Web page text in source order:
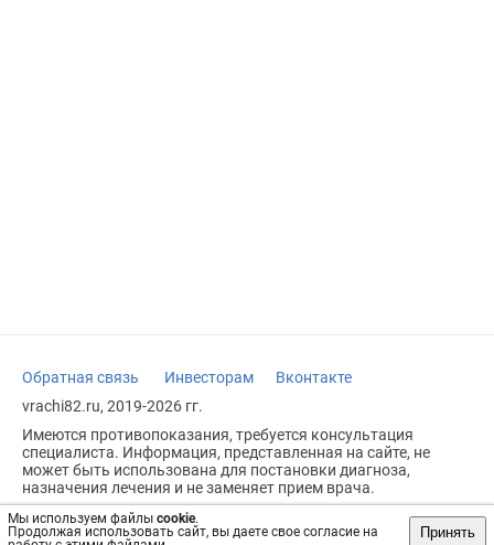
Мы используем файлы cookie.
Продолжая использовать сайт, вы даете свое согласие на
Принять
Обратная связь Инвесторам
Вконтакте
vrachi82.ru, 2019-2026 гг.
Имеются противопоказания, требуется консультация
специалиста. Информация, представленная на сайте, не
может быть использована для постановки диагноза,
назначения лечения и не заменяет прием врача.
Возрастное ограничение: 18+